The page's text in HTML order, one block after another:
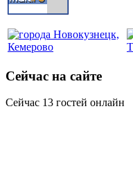
Сейчас на сайте
Сейчас 13 гостей онлайн